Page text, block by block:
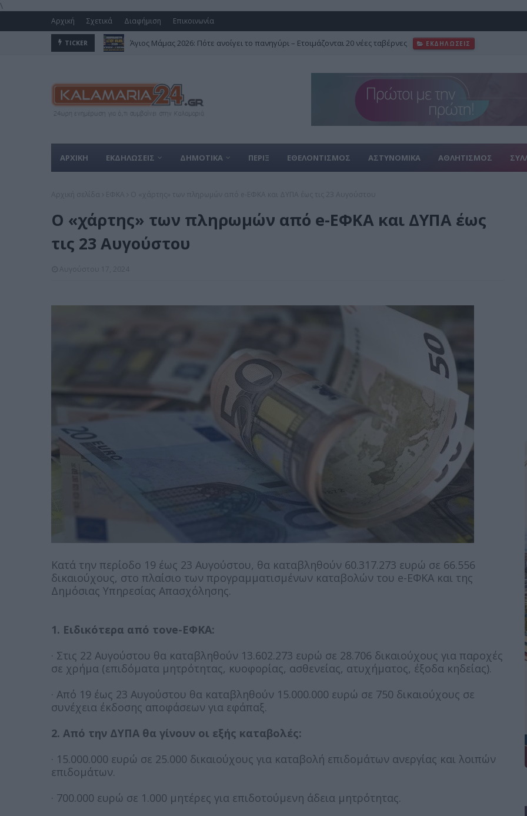
\
Αρχική Σχετικά Διαφήμιση Επικοινωνία
TICKER
Άγιος Μάμας 2026: Πότε ανοίγει το πανηγύρι – Ετοιμάζονται 20 νέες ταβέρνες
Μετρό Θεσσαλονίκης: Από σήμερα οι αλλαγές στο ωράριο για την επέκταση προς Καλαμαριά
ΑΡΧΙΚΗ ΕΚΔΗΛΩΣΕΙΣ ΔΗΜΟΤΙΚΑ ΠΕΡΙΞ ΕΘΕΛΟΝΤΙΣΜΟΣ ΑΣΤΥΝΟΜΙΚΑ ΑΘΛΗΤΙΣΜΟΣ
Ο «χάρτης» των πληρωμών από e-ΕΦΚΑ και ΔΥΠΑ έως
τις 23 Αυγούστου
Κατά την περίοδο 19 έως 23 Αυγούστου, θα καταβληθούν 60.317.273 ευρώ σε 66.556
δικαιούχους, στο πλαίσιο των προγραμματισμένων καταβολών του e-ΕΦΚΑ και της
Δημόσιας Υπηρεσίας Απασχόλησης.
1. Ειδικότερα από τονe-ΕΦΚΑ:
· Στις 22 Αυγούστου θα καταβληθούν 13.602.273 ευρώ σε 28.706 δικαιούχους για παροχές
σε χρήμα (επιδόματα μητρότητας, κυοφορίας, ασθενείας, ατυχήματος, έξοδα κηδείας).
· Από 19 έως 23 Αυγούστου θα καταβληθούν 15.000.000 ευρώ σε 750 δικαιούχους σε
συνέχεια έκδοσης αποφάσεων για εφάπαξ.
2. Από την ΔΥΠΑ θα γίνουν οι εξής καταβολές:
· 15.000.000 ευρώ σε 25.000 δικαιούχους για καταβολή επιδομάτων ανεργίας και λοιπών
επιδομάτων.
· 700.000 ευρώ σε 1.000 μητέρες για επιδοτούμενη άδεια μητρότητας.